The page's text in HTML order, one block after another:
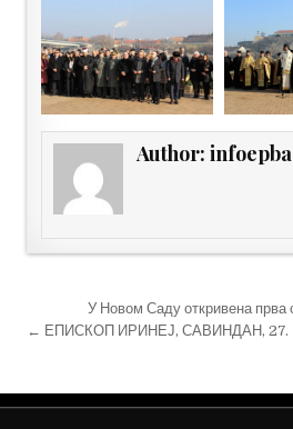
Author:
Кретање
чланка
У Новом Саду откривена прва
← ЕПИСКОП ИРИНЕЈ, САВИНДАН, 27.